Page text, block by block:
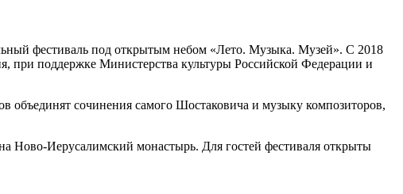
фестиваль под открытым небом «Лето. Музыка. Музей». С 2018
при поддержке Министерства культуры Российской Федерации и
сочинения самого Шостаковича и музыку композиторов,
Иерусалимский монастырь. Для гостей фестиваля открыты